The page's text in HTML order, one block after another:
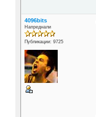
4096bits
Напреднали
Публикации: 9725